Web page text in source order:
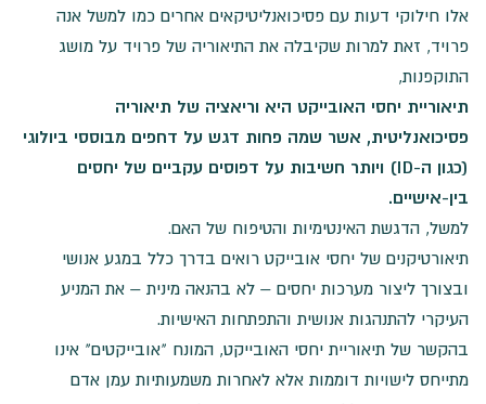
אלו חילוקי דעות עם פסיכואנליטיקאים אחרים כמו למשל אנה
פרויד, זאת למרות שקיבלה את התיאוריה של פרויד על מושג
התוקפנות,
תיאוריית יחסי האובייקט היא וריאציה של תיאוריה
פסיכואנליטית, אשר שמה פחות דגש על דחפים מבוססי ביולוגי
(כגון ה-ID) ויותר חשיבות על דפוסים עקביים של יחסים
בין-אישיים.
למשל, הדגשת האינטימיות והטיפוח של האם.
תיאורטיקנים של יחסי אובייקט רואים בדרך כלל במגע אנושי
ובצורך ליצור מערכות יחסים – לא בהנאה מינית – את המניע
העיקרי להתנהגות אנושית והתפתחות האישיות.
בהקשר של תיאוריית יחסי האובייקט, המונח "אובייקטים" אינו
מתייחס לישויות דוממות אלא לאחרות משמעותיות עמן אדם